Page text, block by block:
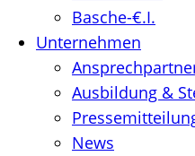
Basche-€.I.
Unternehmen
Ausbildung &
News